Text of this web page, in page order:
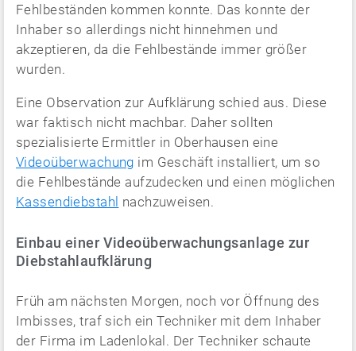
Fehlbeständen kommen konnte. Das konnte der
Inhaber so allerdings nicht hinnehmen und
akzeptieren, da die Fehlbestände immer größer
wurden.
Eine Observation zur Aufklärung schied aus. Diese
war faktisch nicht machbar. Daher sollten
spezialisierte Ermittler in Oberhausen eine
Videoüberwachung im Geschäft installiert, um so
die Fehlbestände aufzudecken und einen möglichen
Kassendiebstahl nachzuweisen.
Einbau einer Videoüberwachungs­anlage zur
Diebstahlaufklärung
Früh am nächsten Morgen, noch vor Öffnung des
Imbisses, traf sich ein Techniker mit dem Inhaber
der Firma im Ladenlokal. Der Techniker schaute